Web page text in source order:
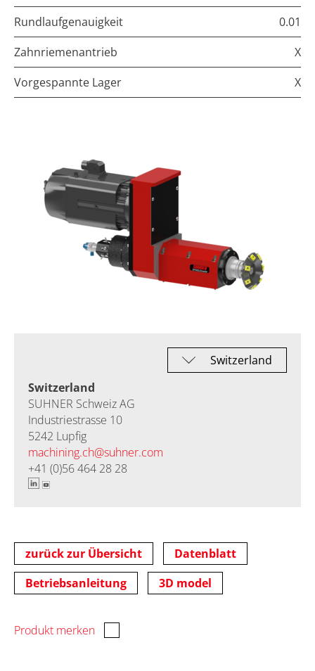
Rundlaufgenauigkeit
0.01
Zahnriemenantrieb
X
Vorgespannte Lager
X
Switzerland
SUHNER Schweiz AG
Industriestrasse 10
5242 Lupfig
machining.ch@suhner.com
+41 (0)56 464 28 28
zurück zur Übersicht
Datenblatt
Betriebsanleitung
3D model
Produkt merken